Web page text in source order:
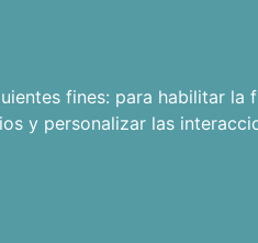
fines: para habilitar la
y personalizar las